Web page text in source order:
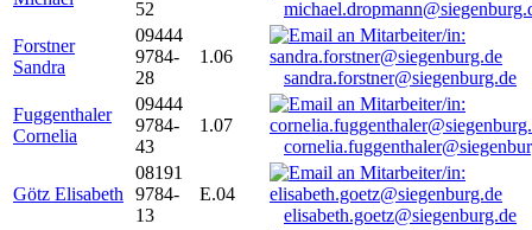
52
Forstner
Sandra
09444
9784-
28
1.06
sandra.forstner@siegenburg.de
Fuggenthaler
Cornelia
09444
9784-
43
1.07
Götz Elisabeth
08191
9784-
13
E.04
elisabeth.goetz@siegenburg.de